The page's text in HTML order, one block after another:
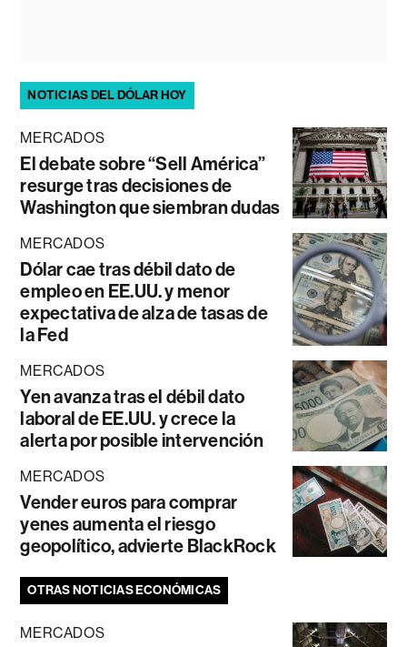
NOTICIAS DEL DÓLAR HOY
MERCADOS
El debate sobre “Sell América”
resurge tras decisiones de
Washington que siembran dudas
MERCADOS
Dólar cae tras débil dato de
empleo en EE.UU. y menor
expectativa de alza de tasas de
la Fed
MERCADOS
Yen avanza tras el débil dato
laboral de EE.UU. y crece la
alerta por posible intervención
MERCADOS
Vender euros para comprar
yenes aumenta el riesgo
geopolítico, advierte BlackRock
OTRAS NOTICIAS ECONÓMICAS
MERCADOS